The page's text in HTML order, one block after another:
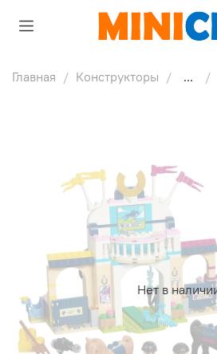
Главная Конструкторы ...
Нет в